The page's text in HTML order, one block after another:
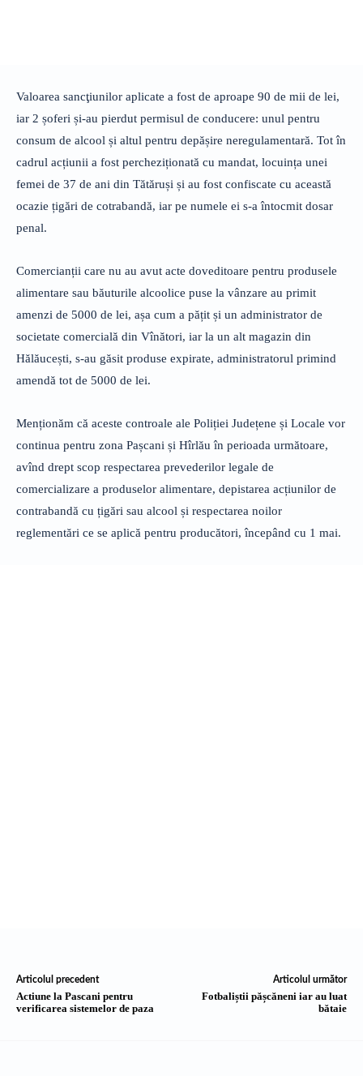
Valoarea sancţiunilor aplicate a fost de aproape 90 de mii de lei,
iar 2 șoferi și-au pierdut permisul de conducere: unul pentru
consum de alcool și altul pentru depășire neregulamentară. Tot în
cadrul acțiunii a fost percheziționată cu mandat, locuința unei
femei de 37 de ani din Tătăruși și au fost confiscate cu această
ocazie țigări de cotrabandă, iar pe numele ei s-a întocmit dosar
penal.
Comercianții care nu au avut acte doveditoare pentru produsele
alimentare sau băuturile alcoolice puse la vânzare au primit
amenzi de 5000 de lei, așa cum a pățit și un administrator de
societate comercială din Vînători, iar la un alt magazin din
Hălăucești, s-au găsit produse expirate, administratorul primind
amendă tot de 5000 de lei.
Menționăm că aceste controale ale Poliției Județene și Locale vor
continua pentru zona Pașcani și Hîrlău în perioada următoare,
avînd drept scop respectarea prevederilor legale de
comercializare a produselor alimentare, depistarea acțiunilor de
contrabandă cu țigări sau alcool și respectarea noilor
reglementări ce se aplică pentru producători, începând cu 1 mai.
Articolul precedent
Actiune la Pascani pentru
verificarea sistemelor de paza
Articolul următor
Fotbaliștii pășcăneni iar au luat
bătaie